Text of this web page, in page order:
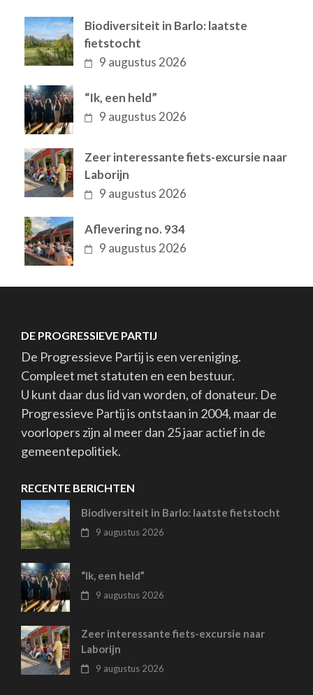
Biodiversiteit in Barlo: laatste
fietstocht
9 augustus 2026
“Ik, een held”
9 augustus 2026
Zeer interessante fiets-excursie naar
Laborijn
9 augustus 2026
Aflevering no. 934
9 augustus 2026
DE PROGRESSIEVE PARTIJ
De Progressieve Partij is een vereniging.
Compleet met statuten en een bestuur.
U kunt daar dus lid van worden, of donateur. De
Progressieve Partij is ontstaan in 2004, maar de
voorlopers zijn al meer dan 25 jaar actief in de
gemeentepolitiek.
RECENTE BERICHTEN
Biodiversiteit in Barlo: laatste fietstocht
9 augustus 2026
“Ik, een held”
9 augustus 2026
Zeer interessante fiets-excursie naar
Laborijn
9 augustus 2026